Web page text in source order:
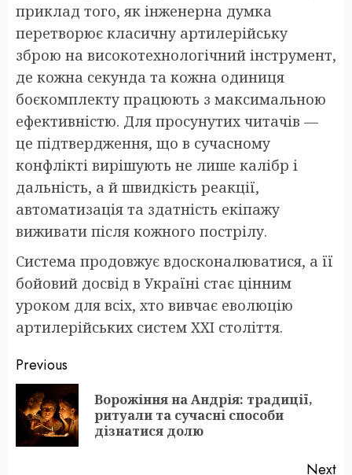
приклад того, як інженерна думка
перетворює класичну артилерійську
зброю на високотехнологічний інструмент,
де кожна секунда та кожна одиниця
боєкомплекту працюють з максимальною
ефективністю. Для просунутих читачів —
це підтвердження, що в сучасному
конфлікті вирішують не лише калібр і
дальність, а й швидкість реакції,
автоматизація та здатність екіпажу
виживати після кожного пострілу.
Система продовжує вдосконалюватися, а її
бойовий досвід в Україні стає цінним
уроком для всіх, хто вивчає еволюцію
артилерійських систем XXI століття.
Post
navigation
Previous
Ворожіння на Андрія: традиції,
ритуали та сучасні способи
дізнатися долю
Next